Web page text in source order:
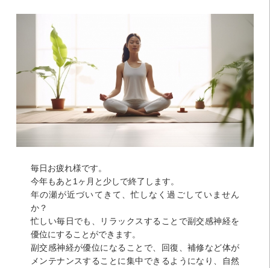
毎日お疲れ様です。
今年もあと1ヶ月と少しで終了します。
年の瀬が近づいてきて、忙しなく過ごしていません
か？
忙しい毎日でも、リラックスすることで副交感神経を
優位にすることができます。
副交感神経が優位になることで、回復、補修など体が
メンテナンスすることに集中できるようになり、自然